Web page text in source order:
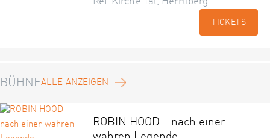
TICKETS
BÜHNEALLE ANZEIGEN
ROBIN HOOD - nach einer